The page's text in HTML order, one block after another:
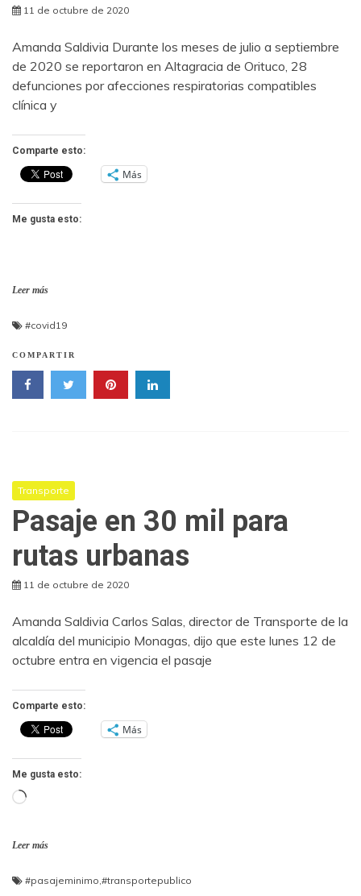
11 de octubre de 2020
Amanda Saldivia Durante los meses de julio a septiembre
de 2020 se reportaron en Altagracia de Orituco, 28
defunciones por afecciones respiratorias compatibles
clínica y
Comparte esto:
Más
Me gusta esto:
Leer más
#covid19
COMPARTIR
Transporte
Pasaje en 30 mil para
rutas urbanas
11 de octubre de 2020
Amanda Saldivia Carlos Salas, director de Transporte de la
alcaldía del municipio Monagas, dijo que este lunes 12 de
octubre entra en vigencia el pasaje
Comparte esto:
Más
Me gusta esto:
Cargando...
Leer más
#pasajeminimo,#transportepublico